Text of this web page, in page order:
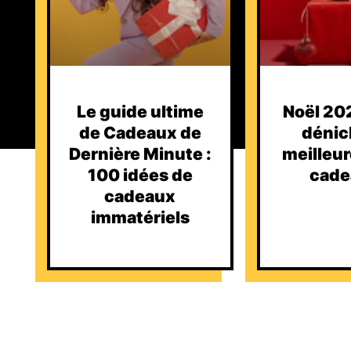
Le guide ultime
de Cadeaux de
Dernière Minute :
100 idées de
cadeaux
immatériels
Noël